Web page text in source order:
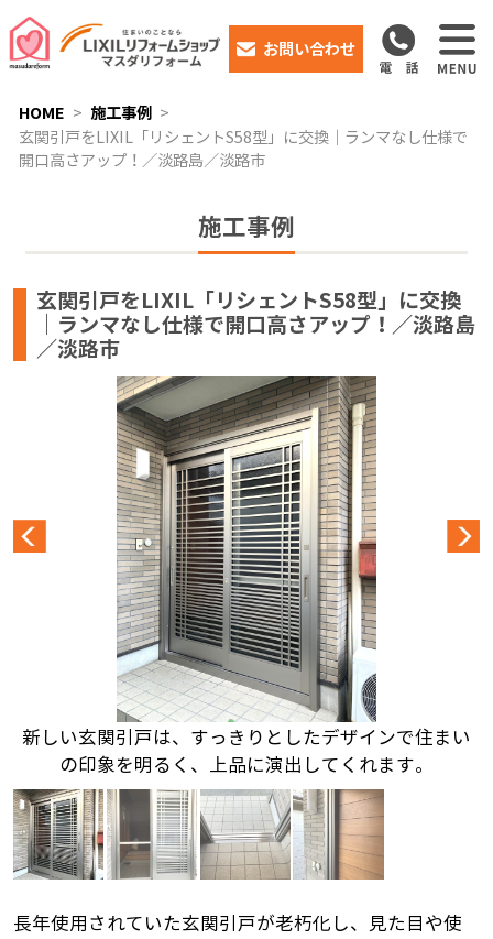
お問い合わせ
HOME
施工事例
玄関引戸をLIXIL「リシェントS58型」に交換｜ランマなし仕様で
開口高さアップ！／淡路島／淡路市
施工事例
玄関引戸をLIXIL「リシェントS58型」に交換
｜ランマなし仕様で開口高さアップ！／淡路島
／淡路市
新しい玄関引戸は、すっきりとしたデザインで住まい
の印象を明るく、上品に演出してくれます。
長年使用されていた玄関引戸が老朽化し、見た目や使